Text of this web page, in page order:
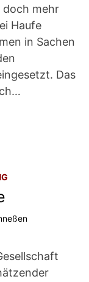
doch mehr
Haufe
in Sachen
Das